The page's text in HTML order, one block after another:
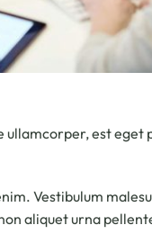
ullamcorper, est eget
Vestibulum
aliquet urna